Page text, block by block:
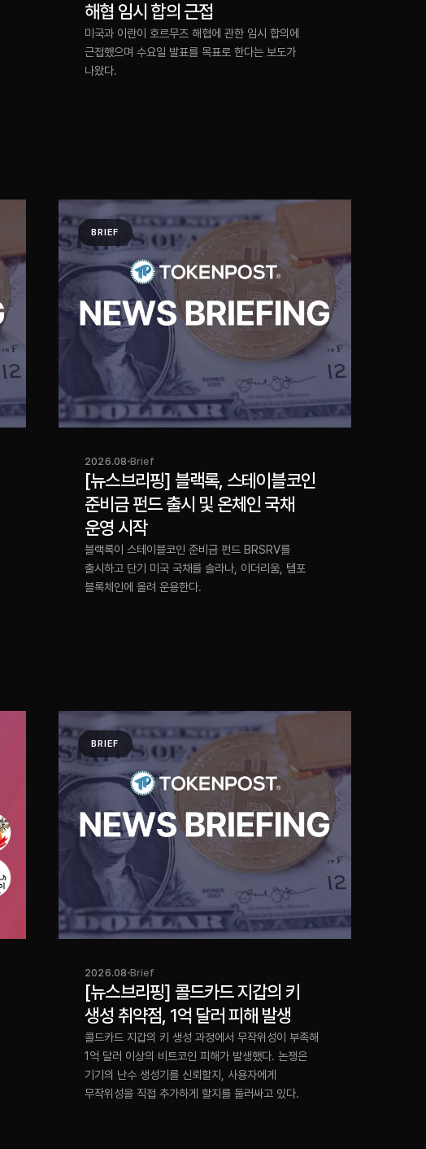
해협 임시 합의 근접
미국과 이란이 호르무즈 해협에 관한 임시 합의에
근접했으며 수요일 발표를 목표로 한다는 보도가
나왔다.
BRIEF
2026.08 Brief
[뉴스브리핑] 블랙록, 스테이블코인
준비금 펀드 출시 및 온체인 국채
운영 시작
블랙록이 스테이블코인 준비금 펀드 BRSRV를
출시하고 단기 미국 국채를 솔라나, 이더리움, 템포
블록체인에 올려 운용한다.
BRIEF
2026.08 Brief
[뉴스브리핑] 콜드카드 지갑의 키
생성 취약점, 1억 달러 피해 발생
콜드카드 지갑의 키 생성 과정에서 무작위성이 부족해
1억 달러 이상의 비트코인 피해가 발생했다. 논쟁은
기기의 난수 생성기를 신뢰할지, 사용자에게
무작위성을 직접 추가하게 할지를 둘러싸고 있다.